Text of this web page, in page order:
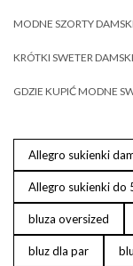
MODNE SZORTY
KRÓTKI SWETER
GDZIE KUPIĆ MODNE
Allegro sukienki
Allegro sukienki do
bluza oversized
bluz dla par